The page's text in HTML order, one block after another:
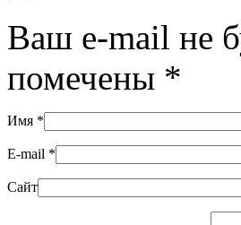
Ваш e-mail не
помечены *
Имя *
E-mail *
Сайт